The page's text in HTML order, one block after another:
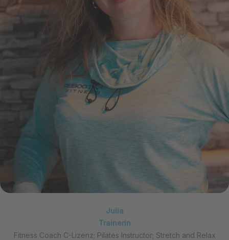
Julia
Trainerin
Fitness Coach C-Lizenz; Pilates Instructor; Stretch and Relax